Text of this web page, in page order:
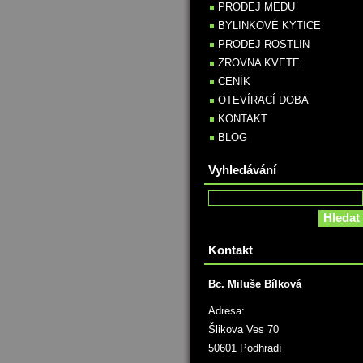
PRODEJ MEDU
BYLINKOVÉ KYTICE
PRODEJ ROSTLIN
ZROVNA KVETE
CENÍK
OTEVÍRACÍ DOBA
KONTAKT
BLOG
Vyhledávání
Kontakt
Bc. Miluše Bílková
Adresa:
Šlikova Ves 70
50601 Podhradí